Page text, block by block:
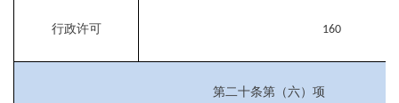
行政许可 160
第二十条第（六）项